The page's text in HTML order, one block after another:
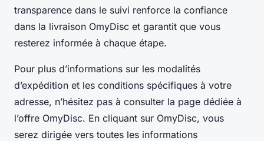
transparence dans le suivi renforce la confiance
dans la livraison OmyDisc et garantit que vous
resterez informée à chaque étape.
Pour plus d’informations sur les modalités
d’expédition et les conditions spécifiques à votre
adresse, n’hésitez pas à consulter la page dédiée à
l’offre OmyDisc. En cliquant sur OmyDisc, vous
serez dirigée vers toutes les informations